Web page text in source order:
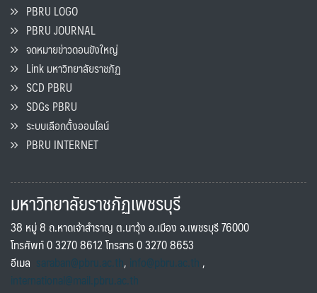
PBRU LOGO
PBRU JOURNAL
จดหมายข่าวดอนขังใหญ่
Link มหาวิทยาลัยราชภัฏ
SCD PBRU
SDGs PBRU
ระบบเลือกตั้งออนไลน์
PBRU INTERNET
มหาวิทยาลัยราชภัฏเพชรบุรี
38 หมู่ 8 ถ.หาดเจ้าสำราญ ต.นาวุ้ง อ.เมือง จ.เพชรบุรี 76000
โทรศัพท์ 0 3270 8612 โทรสาร 0 3270 8653
อีเมล saraban@pbru.ac.th, info@pbru.ac.th,
international@mail.pbru.ac.th